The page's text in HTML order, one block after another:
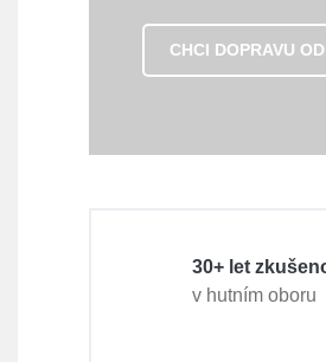
CHCI DOPRAVU
30+ let
v hutním oboru